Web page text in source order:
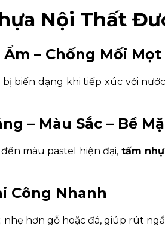
Nội Thất
Ẩm – Chống Mối
biến dạng khi tiếp xúc với
– Màu Sắc – Bề
màu pastel hiện đại, tấm
Công Nhanh
nhẹ hơn gỗ hoặc đá, giúp rút